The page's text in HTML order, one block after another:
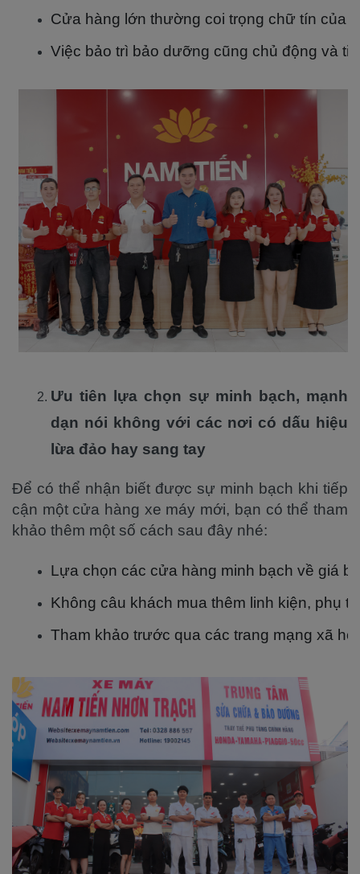
Cửa hàng lớn thường coi trọng chữ tín của
Việc bảo trì bảo dưỡng cũng chủ động và
Ưu tiên lựa chọn sự minh bạch, mạnh
dạn nói không với các nơi có dấu hiệu
lừa đảo hay sang tay
Để có thể nhận biết được sự minh bạch khi tiếp
cận một cửa hàng xe máy mới, bạn có thể tham
khảo thêm một số cách sau đây nhé:
Lựa chọn các cửa hàng minh bạch về giá
Không câu khách mua thêm linh kiện, phụ
Tham khảo trước qua các trang mạng xã